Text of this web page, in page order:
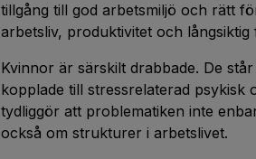
tillgång till god arbetsmiljö och rätt
arbetsliv, produktivitet och långsiktig
Kvinnor är särskilt drabbade. De
kopplade till stressrelaterad psykisk
tydliggör att problematiken inte
också om strukturer i arbetslivet.